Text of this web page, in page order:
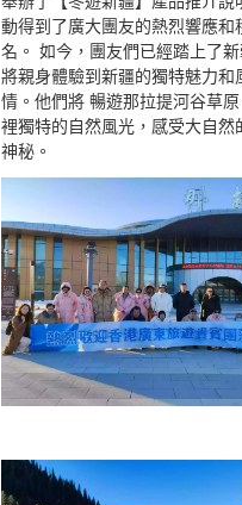
動得到了廣大團友的熱烈響應和
名。 如今，團友們已經踏上了新
將親身體驗到新疆的獨特魅力和
情。他們將 暢遊那拉提河谷草
裡獨特的自然風光，感受大自然
神秘。